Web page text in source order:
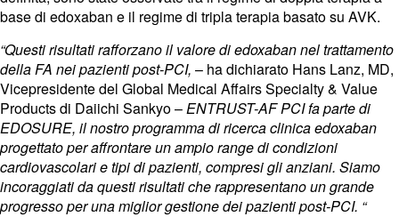
base di edoxaban e il regime di tripla terapia basato su AVK.
“Questi risultati rafforzano il valore di edoxaban nel trattamento
della FA nei pazienti post-PCI, – ha dichiarato Hans Lanz, MD,
Vicepresidente del Global Medical Affairs Specialty & Value
Products di Daiichi Sankyo –ENTRUST-AF PCI fa parte di
EDOSURE, il nostro programma di ricerca clinica edoxaban
progettato per affrontare un ampio range di condizioni
cardiovascolari e tipi di pazienti, compresi gli anziani. Siamo
incoraggiati da questi risultati che rappresentano un grande
progresso per una miglior gestione dei pazienti post-PCI. “